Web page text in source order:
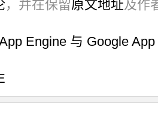
，并在保留原文地址及作
Engine 与 Google